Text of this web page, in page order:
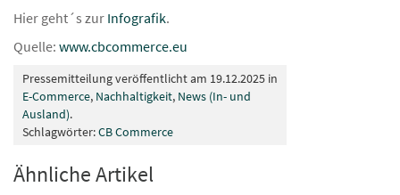
Hier geht´s zur Infografik.
Quelle: www.cbcommerce.eu
Pressemitteilung veröffentlicht am 19.12.2025 in
E-Commerce, Nachhaltigkeit, News (In- und
Ausland).
Schlagwörter:CB Commerce
Ähnliche Artikel